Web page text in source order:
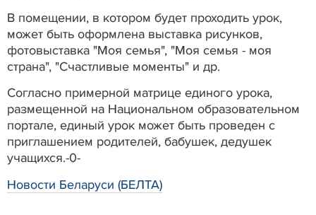
В помещении, в котором будет проходить урок,
может быть оформлена выставка рисунков,
фотовыставка "Моя семья", "Моя семья - моя
страна", "Счастливые моменты" и др.
Согласно примерной матрице единого урока,
размещенной на Национальном образовательном
портале, единый урок может быть проведен с
приглашением родителей, бабушек, дедушек
учащихся.-0-
Новости Беларуси (БЕЛТА)